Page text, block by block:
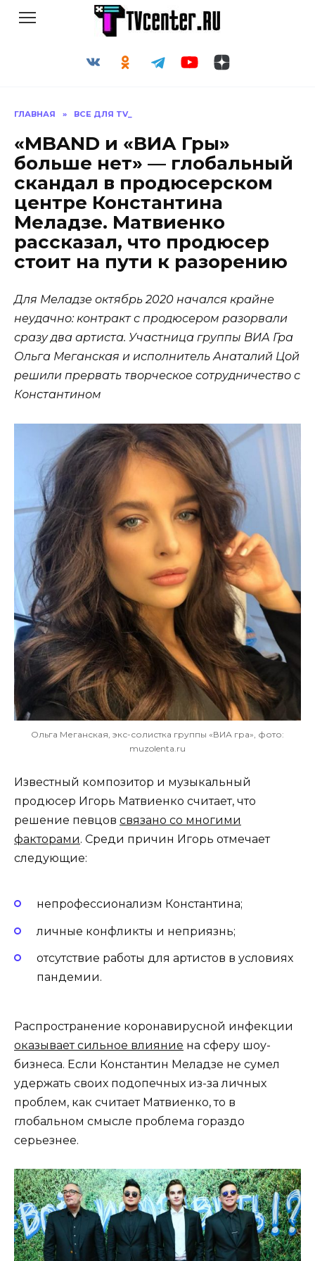
ГЛАВНАЯ » ВСЕ ДЛЯ TV_
«MBAND и «ВИА Гры»
больше нет» — глобальный
скандал в продюсерском
центре Константина
Меладзе. Матвиенко
рассказал, что продюсер
стоит на пути к разорению
Для Меладзе октябрь 2020 начался крайне
неудачно: контракт с продюсером разорвали
сразу два артиста. Участница группы ВИА Гра
Ольга Меганская и исполнитель Анаталий Цой
решили прервать творческое сотрудничество с
Константином
Ольга Меганская, экс-солистка группы «ВИА гра», фото:
muzolenta.ru
Известный композитор и музыкальный
продюсер Игорь Матвиенко считает, что
решение певцов связано со многими
факторами. Среди причин Игорь отмечает
следующие:
непрофессионализм Константина;
личные конфликты и неприязнь;
отсутствие работы для артистов в условиях
пандемии.
Распространение коронавирусной инфекции
оказывает сильное влияние на сферу шоу-
бизнеса. Если Константин Меладзе не сумел
удержать своих подопечных из-за личных
проблем, как считает Матвиенко, то в
глобальном смысле проблема гораздо
серьезнее.